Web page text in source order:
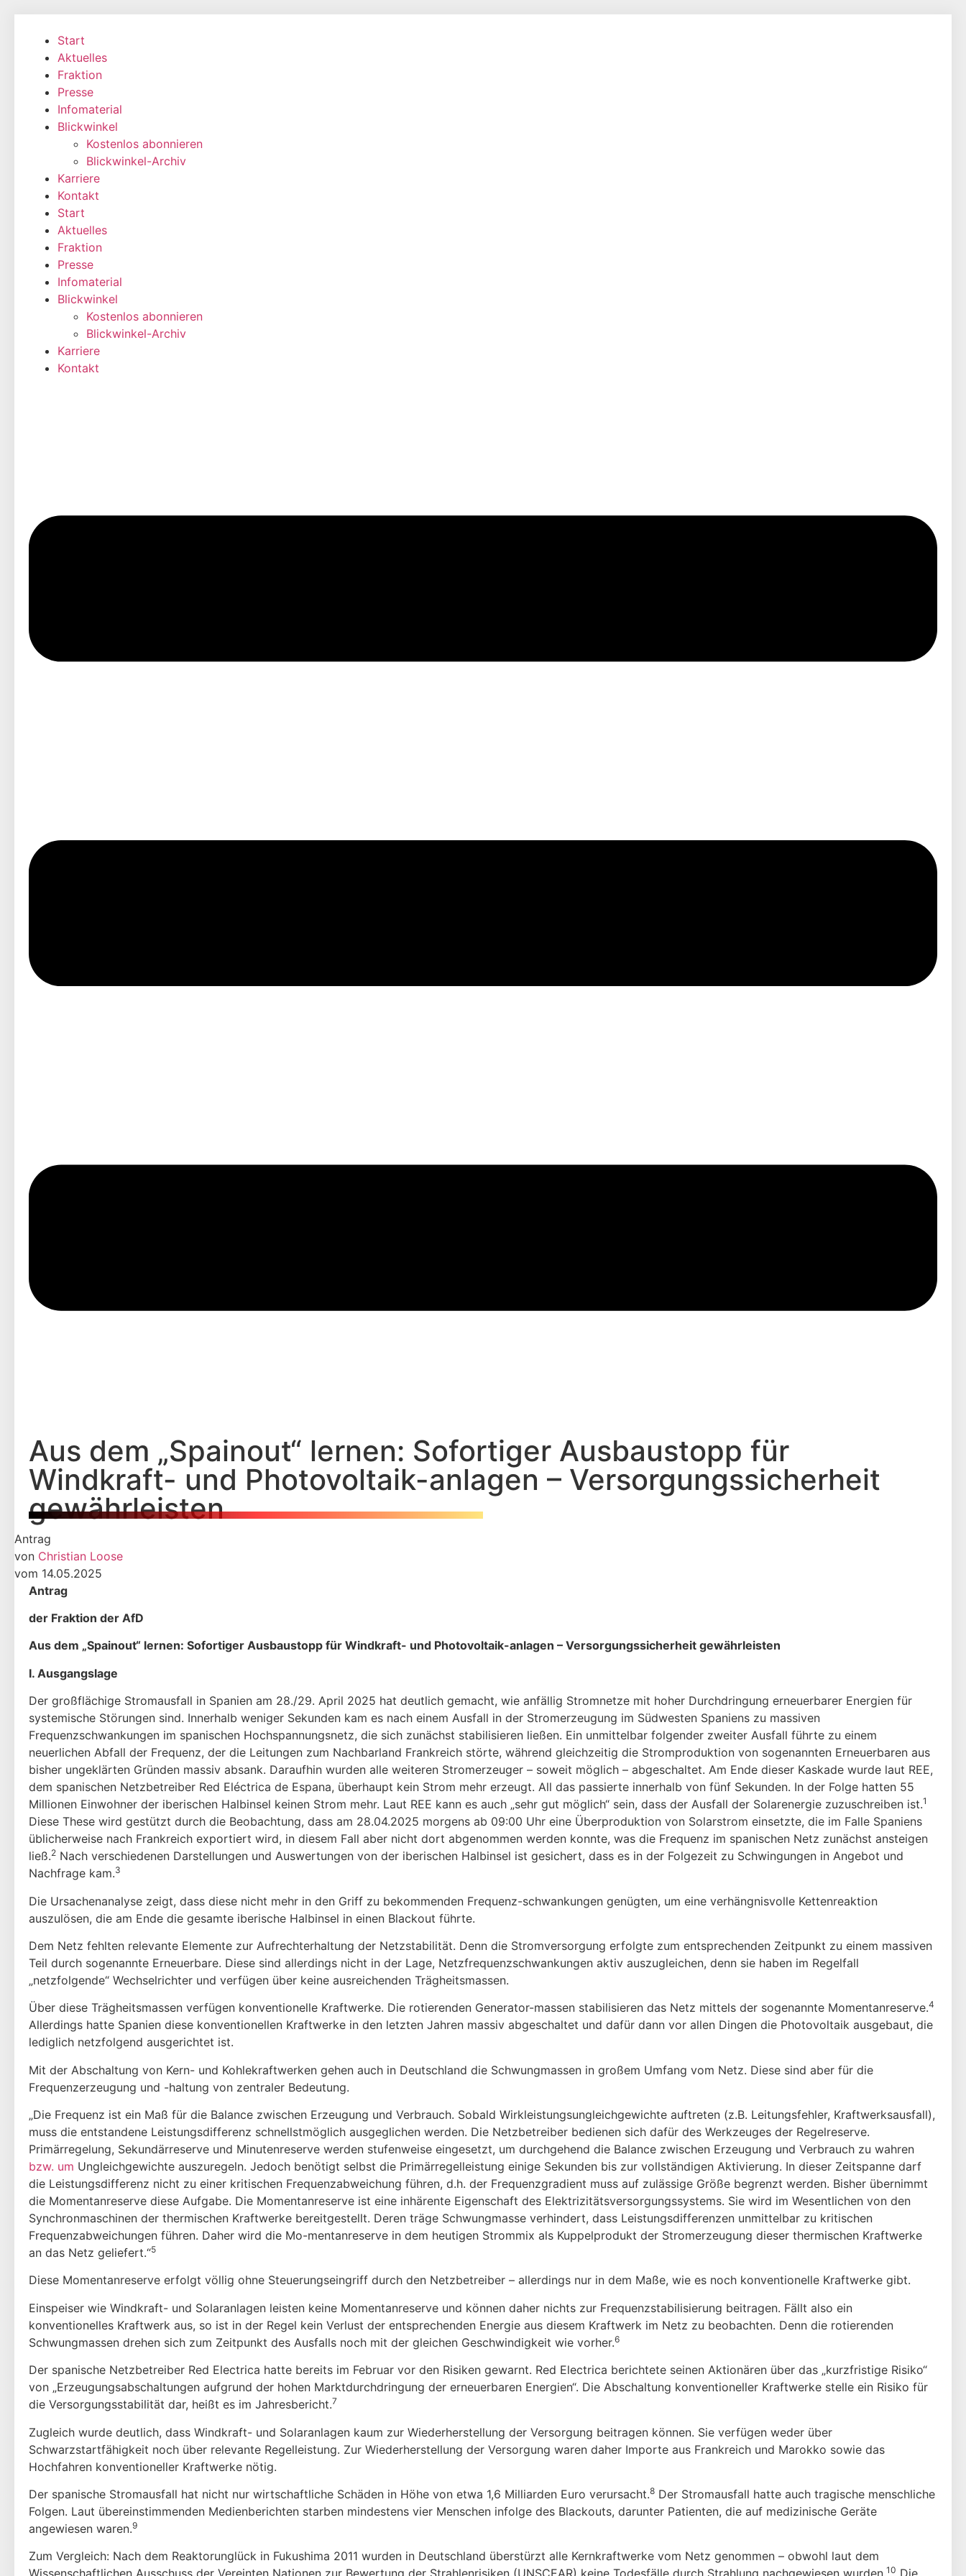
wechseln
Start
Aktuelles
Fraktion
Presse
Infomaterial
Blickwinkel
Kostenlos abonnieren
Blickwinkel-Archiv
Karriere
Kontakt
Start
Aktuelles
Fraktion
Presse
Infomaterial
Blickwinkel
Kostenlos abonnieren
Blickwinkel-Archiv
Karriere
Kontakt
Aus dem „Spainout“ lernen: Sofortiger Ausbaustopp für
Windkraft- und Photovoltaik-anlagen – Versorgungssicherheit
gewährleisten
Antrag
von Christian Loose
vom 14.05.2025
Antrag
der Fraktion der AfD
Aus dem „Spainout“ lernen: Sofortiger Ausbaustopp für Windkraft- und Photovoltaik-anlagen – Versorgungssicherheit gewährleisten
I. Ausgangslage
Der großflächige Stromausfall in Spanien am 28./29. April 2025 hat deutlich gemacht, wie an­fällig Stromnetze mit hoher Durchdringung erneuerbarer Energien für
systemische Störungen sind. Innerhalb weniger Sekunden kam es nach einem Ausfall in der Stromerzeugung im Süd­westen Spaniens zu massiven
Frequenzschwankungen im spanischen Hochspannungsnetz, die sich zunächst stabilisieren ließen. Ein unmittelbar folgender zweiter Ausfall führte zu einem
neuerlichen Abfall der Frequenz, der die Leitungen zum Nachbarland Frankreich störte, wäh­rend gleichzeitig die Stromproduktion von sogenannten Erneuerbaren aus
bisher ungeklärten Gründen massiv absank. Daraufhin wurden alle weiteren Stromerzeuger – soweit möglich – abgeschaltet. Am Ende dieser Kaskade wurde laut REE,
dem spanischen Netzbetreiber Red Eléctrica de Espana, überhaupt kein Strom mehr erzeugt. All das passierte innerhalb von fünf Sekunden. In der Folge hatten 55
Millionen Einwohner der iberischen Halbinsel keinen Strom mehr. Laut REE kann es auch „sehr gut möglich“ sein, dass der Ausfall der Solarenergie zu­zuschreiben ist.1
Diese These wird gestützt durch die Beobachtung, dass am 28.04.2025 mor­gens ab 09:00 Uhr eine Überproduktion von Solarstrom einsetzte, die im Falle Spaniens
übli­cherweise nach Frankreich exportiert wird, in diesem Fall aber nicht dort abgenommen werden konnte, was die Frequenz im spanischen Netz zunächst ansteigen
ließ.2 Nach verschiedenen Darstellungen und Auswertungen von der iberischen Halbinsel ist gesichert, dass es in der Folgezeit zu Schwingungen in Angebot und
Nachfrage kam.3
Die Ursachenanalyse zeigt, dass diese nicht mehr in den Griff zu bekommenden Frequenz-schwankungen genügten, um eine verhängnisvolle Kettenreaktion
auszulösen, die am Ende die gesamte iberische Halbinsel in einen Blackout führte.
Dem Netz fehlten relevante Elemente zur Aufrechterhaltung der Netzstabilität. Denn die Stromversorgung erfolgte zum entsprechenden Zeitpunkt zu einem massiven
Teil durch soge­nannte Erneuerbare. Diese sind allerdings nicht in der Lage, Netzfrequenzschwankungen aktiv auszugleichen, denn sie haben im Regelfall
„netzfolgende“ Wechselrichter und verfügen über keine ausreichenden Trägheitsmassen.
Über diese Trägheitsmassen verfügen konventionelle Kraftwerke. Die rotierenden Generator-massen stabilisieren das Netz mittels der sogenannte Momentanreserve.4
Allerdings hatte Spanien diese konventionellen Kraftwerke in den letzten Jahren massiv abgeschaltet und da­für dann vor allen Dingen die Photovoltaik ausgebaut, die
lediglich netzfolgend ausgerichtet ist.
Mit der Abschaltung von Kern- und Kohlekraftwerken gehen auch in Deutschland die Schwungmassen in großem Umfang vom Netz. Diese sind aber für die
Frequenzerzeugung und -haltung von zentraler Bedeutung.
„Die Frequenz ist ein Maß für die Balance zwischen Erzeugung und Verbrauch. Sobald Wirkleistungsungleichgewichte auftreten (z.B. Leitungsfehler, Kraftwerksausfall),
muss die entstandene Leistungsdifferenz schnellstmöglich ausgeglichen werden. Die Netzbetreiber be­dienen sich dafür des Werkzeuges der Regelreserve.
Primärregelung, Sekundärreserve und Minutenreserve werden stufenweise eingesetzt, um durchgehend die Balance zwischen Er­zeugung und Verbrauch zu wahren
bzw. um Ungleichgewichte auszuregeln. Jedoch benötigt selbst die Primärregelleistung einige Sekunden bis zur vollständigen Aktivierung. In dieser Zeitspanne darf
die Leistungsdifferenz nicht zu einer kritischen Frequenzabweichung führen, d.h. der Frequenzgradient muss auf zulässige Größe begrenzt werden. Bisher übernimmt
die Momentanreserve diese Aufgabe. Die Momentanreserve ist eine inhärente Eigenschaft des Elektrizitätsversorgungssystems. Sie wird im Wesentlichen von den
Synchronmaschinen der thermischen Kraftwerke bereitgestellt. Deren träge Schwungmasse verhindert, dass Leis­tungsdifferenzen unmittelbar zu kritischen
Frequenzabweichungen führen. Daher wird die Mo-mentanreserve in dem heutigen Strommix als Kuppelprodukt der Stromerzeugung dieser ther­mischen Kraftwerke
an das Netz geliefert.“5
Diese Momentanreserve erfolgt völlig ohne Steuerungseingriff durch den Netzbetreiber – al­lerdings nur in dem Maße, wie es noch konventionelle Kraftwerke gibt.
Einspeiser wie Windkraft- und Solaranlagen leisten keine Momentanreserve und können da­her nichts zur Frequenzstabilisierung beitragen. Fällt also ein
konventionelles Kraftwerk aus, so ist in der Regel kein Verlust der entsprechenden Energie aus diesem Kraftwerk im Netz zu beobachten. Denn die rotierenden
Schwungmassen drehen sich zum Zeitpunkt des Ausfalls noch mit der gleichen Geschwindigkeit wie vorher.6
Der spanische Netzbetreiber Red Electrica hatte bereits im Februar vor den Risiken gewarnt. Red Electrica berichtete seinen Aktionären über das „kurzfristige Risiko“
von „Erzeugungsab­schaltungen aufgrund der hohen Marktdurchdringung der erneuerbaren Energien“. Die Ab­schaltung konventioneller Kraftwerke stelle ein Risiko für
die Versorgungsstabilität dar, heißt es im Jahresbericht.7
Zugleich wurde deutlich, dass Windkraft- und Solaranlagen kaum zur Wiederherstellung der Versorgung beitragen können. Sie verfügen weder über
Schwarzstartfähigkeit noch über relevante Regelleistung. Zur Wiederherstellung der Versorgung waren daher Importe aus Frankreich und Marokko sowie das
Hochfahren konventioneller Kraftwerke nötig.
Der spanische Stromausfall hat nicht nur wirtschaftliche Schäden in Höhe von etwa 1,6 Milli­arden Euro verursacht.8 Der Stromausfall hatte auch tragische menschliche
Folgen. Laut über­einstimmenden Medienberichten starben mindestens vier Menschen infolge des Blackouts, darunter Patienten, die auf medizinische Geräte
angewiesen waren.9
Zum Vergleich: Nach dem Reaktorunglück in Fukushima 2011 wurden in Deutschland über­stürzt alle Kernkraftwerke vom Netz genommen – obwohl laut dem
10